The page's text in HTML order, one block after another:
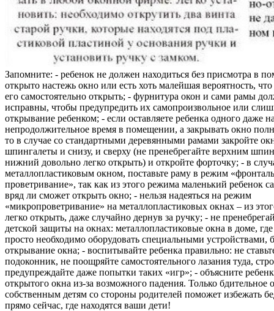
Запомните: - ребенок не должен находиться без присмотра в
открыто настежь окно или есть хоть малейшая вероятность,
его самостоятельно открыть; - фурнитура окон и сами рамы
исправны, чтобы предупредить их самопроизвольное или
открывание ребенком; - если оставляете ребенка одного даже
непродолжительное время в помещении, а закрывать окно
то в случае со стандартными деревянными рамами закройте
шпингалеты и снизу, и сверху (не пренебрегайте верхним
нижний довольно легко открыть) и откройте форточку; - в
металлопластиковым окном, поставьте раму в режим
проветривание», так как из этого режима маленький ребенок
вряд ли сможет открыть окно; - нельзя надеяться на режим
«микропроветривание» на металлопластиковых окнах – из
легко открыть, даже случайно дернув за ручку; - не
детской защиты на окнах: металлопластиковые окна в доме, где
просто необходимо оборудовать специальными
открывание окна; - воспитывайте ребенка правильно: не
подоконник, не поощряйте самостоятельного лазания туда,
предупреждайте даже попытки таких «игр»; - объясните
открытого окна из-за возможного падения. Только бдительное
собственным детям со стороны родителей поможет избежать
прямо сейчас, где находятся ваши дети!